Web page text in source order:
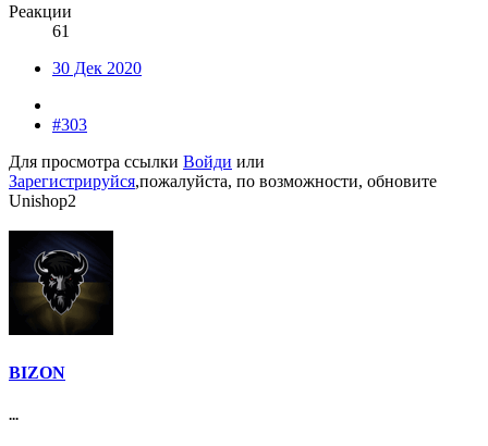
Реакции
61
30 Дек 2020
#303
Для просмотра ссылки Войди или
Зарегистрируйся,пожалуйста, по возможности, обновите
Unishop2
BIZON
...